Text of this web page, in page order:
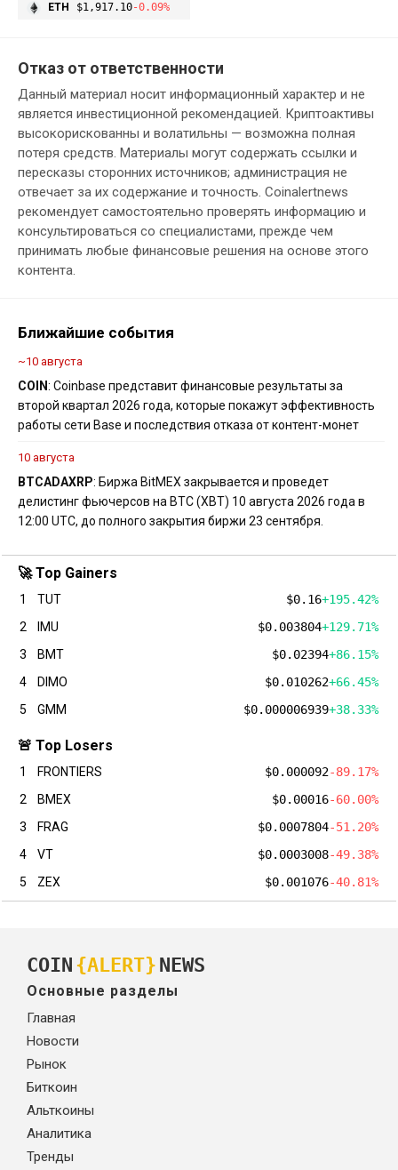
ETH $1,917.10-0.09%
Отказ от ответственности
Данный материал носит информационный характер и не
является инвестиционной рекомендацией. Криптоактивы
высокорискованны и волатильны — возможна полная
потеря средств. Материалы могут содержать ссылки и
пересказы сторонних источников; администрация не
отвечает за их содержание и точность. Coinalertnews
рекомендует самостоятельно проверять информацию и
консультироваться со специалистами, прежде чем
принимать любые финансовые решения на основе этого
контента.
Ближайшие события
~10 августа
COIN: Coinbase представит финансовые результаты за
второй квартал 2026 года, которые покажут эффективность
работы сети Base и последствия отказа от контент-монет
10 августа
BTCADAXRP: Биржа BitMEX закрывается и проведет
делистинг фьючерсов на BTC (XBT) 10 августа 2026 года в
12:00 UTC, до полного закрытия биржи 23 сентября.
🚀 Top Gainers
1 TUT $0.16+195.42%
2
IMU $0.003804+129.71%
3
BMT $0.02394+86.15%
4
DIMO $0.010262+66.45%
5
GMM $0.000006939+38.33%
🚨 Top Losers
1 FRONTIERS $0.000092-89.17%
2
BMEX $0.00016-60.00%
3
FRAG $0.0007804-51.20%
4
VT $0.0003008-49.38%
5
ZEX $0.001076-40.81%
COIN {ALERT} NEWS
Основные разделы
Главная
Новости
Рынок
Биткоин
Альткоины
Аналитика
Тренды